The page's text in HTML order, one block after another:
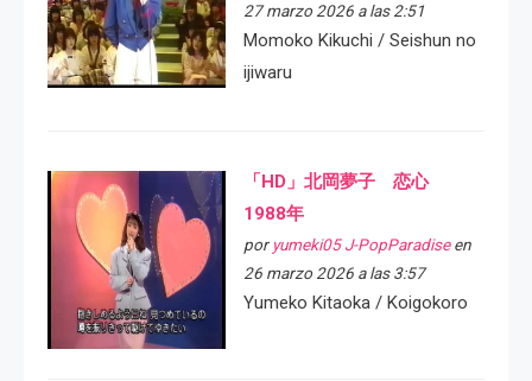
27 marzo 2026 a las 2:51
Momoko Kikuchi / Seishun no
ijiwaru
「HD」北岡夢子 恋心
1988年
por yumeki05 J-PopParadiseen
26 marzo 2026 a las 3:57
Yumeko Kitaoka / Koigokoro